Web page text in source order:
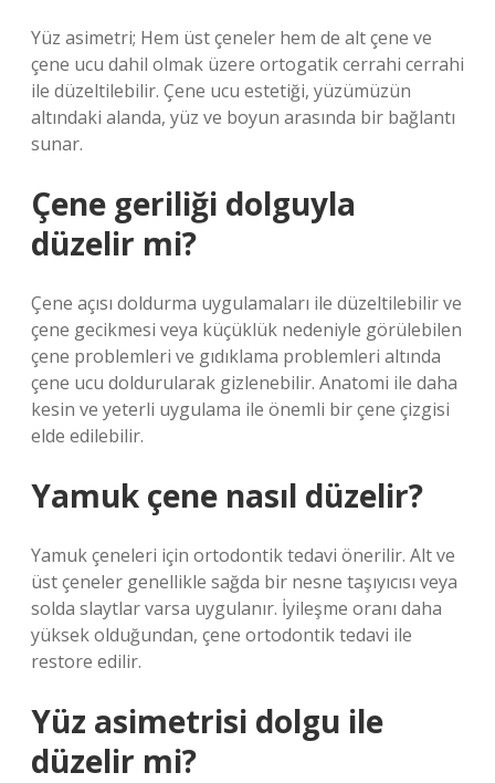
Yüz asimetri; Hem üst çeneler hem de alt çene ve
çene ucu dahil olmak üzere ortogatik cerrahi cerrahi
ile düzeltilebilir. Çene ucu estetiği, yüzümüzün
altındaki alanda, yüz ve boyun arasında bir bağlantı
sunar.
Çene geriliği dolguyla
düzelir mi?
Çene açısı doldurma uygulamaları ile düzeltilebilir ve
çene gecikmesi veya küçüklük nedeniyle görülebilen
çene problemleri ve gıdıklama problemleri altında
çene ucu doldurularak gizlenebilir. Anatomi ile daha
kesin ve yeterli uygulama ile önemli bir çene çizgisi
elde edilebilir.
Yamuk çene nasıl düzelir?
Yamuk çeneleri için ortodontik tedavi önerilir. Alt ve
üst çeneler genellikle sağda bir nesne taşıyıcısı veya
solda slaytlar varsa uygulanır. İyileşme oranı daha
yüksek olduğundan, çene ortodontik tedavi ile
restore edilir.
Yüz asimetrisi dolgu ile
düzelir mi?